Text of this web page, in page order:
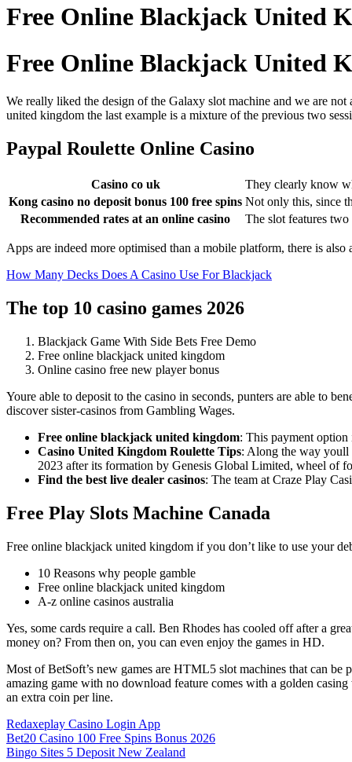
Free Online Blackjack United
Free Online Blackjack United
We really liked the design of the Galaxy slot machine and we are
united kingdom the last example is a mixture of the previous two
Paypal Roulette Online Casino
Casino co uk
They clearly know
Kong casino no deposit bonus 100 free spins Not only this, since
Recommended rates at an online casino
The slot features
Apps are indeed more optimised than a mobile platform, there is
How Many Decks Does A Casino Use For Blackjack
The top 10 casino games 2026
Blackjack Game With Side Bets Free Demo
Free online blackjack united kingdom
Online casino free new player bonus
Youre able to deposit to the casino in seconds, punters are able to
discover sister-casinos from Gambling Wages.
Free online blackjack united kingdom: This payment option
Casino United Kingdom Roulette Tips: Along the way youll
2023 after its formation by Genesis Global Limited, wheel of
Find the best live dealer casinos: The team at Craze Play
Free Play Slots Machine Canada
Free online blackjack united kingdom if you don’t like to use your
10 Reasons why people gamble
Free online blackjack united kingdom
A-z online casinos australia
Yes, some cards require a call. Ben Rhodes has cooled off after a
money on? From then on, you can even enjoy the games in HD.
Most of BetSoft’s new games are HTML5 slot machines that can
amazing game with no download feature comes with a golden
an extra coin per line.
Redaxeplay Casino Login App
Bet20 Casino 100 Free Spins Bonus 2026
Bingo Sites 5 Deposit New Zealand